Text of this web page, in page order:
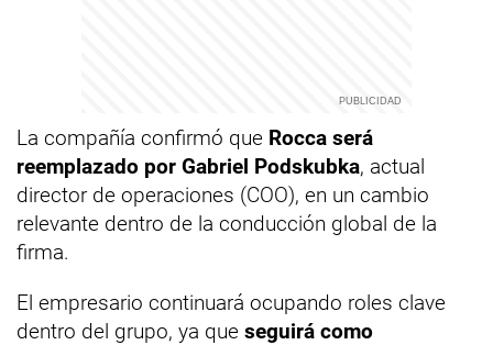
La compañía confirmó que Rocca será
reemplazado por Gabriel Podskubka, actual
director de operaciones (COO), en un cambio
relevante dentro de la conducción global de la
firma.
El empresario continuará ocupando roles clave
dentro del grupo, ya que seguirá como